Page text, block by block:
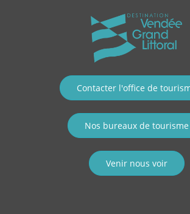
Contacter l'office de
Nos bureaux de tourisme
Venir nous voir